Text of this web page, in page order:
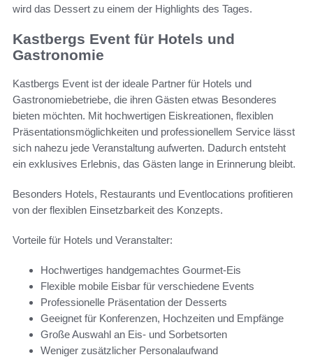
wird das Dessert zu einem der Highlights des Tages.
Kastbergs Event für Hotels und
Gastronomie
Kastbergs Event ist der ideale Partner für Hotels und
Gastronomiebetriebe, die ihren Gästen etwas Besonderes
bieten möchten. Mit hochwertigen Eiskreationen, flexiblen
Präsentationsmöglichkeiten und professionellem Service lässt
sich nahezu jede Veranstaltung aufwerten. Dadurch entsteht
ein exklusives Erlebnis, das Gästen lange in Erinnerung bleibt.
Besonders Hotels, Restaurants und Eventlocations profitieren
von der flexiblen Einsetzbarkeit des Konzepts.
Vorteile für Hotels und Veranstalter:
Hochwertiges handgemachtes Gourmet-Eis
Flexible mobile Eisbar für verschiedene Events
Professionelle Präsentation der Desserts
Geeignet für Konferenzen, Hochzeiten und Empfänge
Große Auswahl an Eis- und Sorbetsorten
Weniger zusätzlicher Personalaufwand